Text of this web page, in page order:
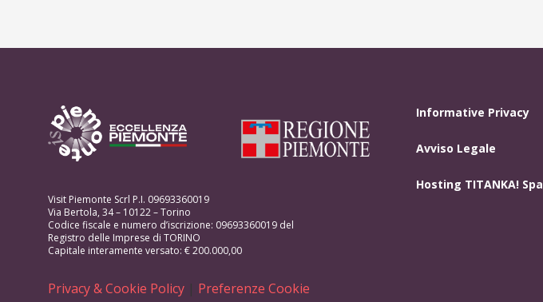
Visit Piemonte Scrl P.I. 09693360019
Via Bertola, 34 – 10122 – Torino
Codice fiscale e numero d’iscrizione: 09693360019 del
Registro delle Imprese di TORINO
Capitale interamente versato: € 200.000,00
Privacy & Cookie Policy | Preferenze Cookie
Informative Privacy
Avviso Legale
Hosting TITANKA! Spa